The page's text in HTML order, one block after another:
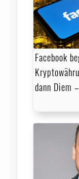
Facebook
dann Diem